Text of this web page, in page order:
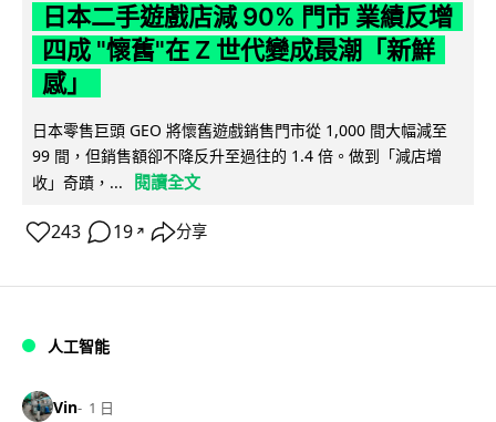
日本二手遊戲店減 90% 門市 業績反增
四成 "懷舊"在 Z 世代變成最潮「新鮮
感」
日本零售巨頭 GEO 將懷舊遊戲銷售門市從 1,000 間大幅減至
99 間，但銷售額卻不降反升至過往的 1.4 倍。做到「減店增
收」奇蹟，...
閱讀全文
243 19 ↗ 分享
人工智能
Vin 1 日